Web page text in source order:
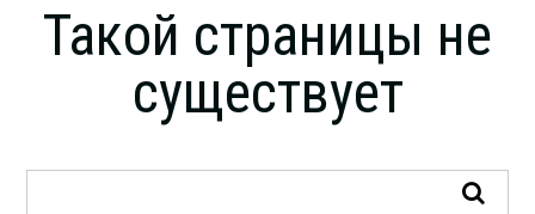
Такой страницы не
существует